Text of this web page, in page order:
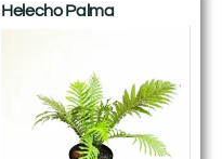
Helecho Palma